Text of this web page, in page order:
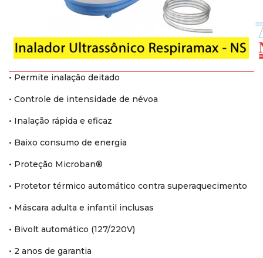
• Permite inalação deitado
• Controle de intensidade de névoa
• Inalação rápida e eficaz
• Baixo consumo de energia
• Proteção Microban®
• Protetor térmico automático contra superaquecimento
• Máscara adulta e infantil inclusas
• Bivolt automático (127/220V)
• 2 anos de garantia